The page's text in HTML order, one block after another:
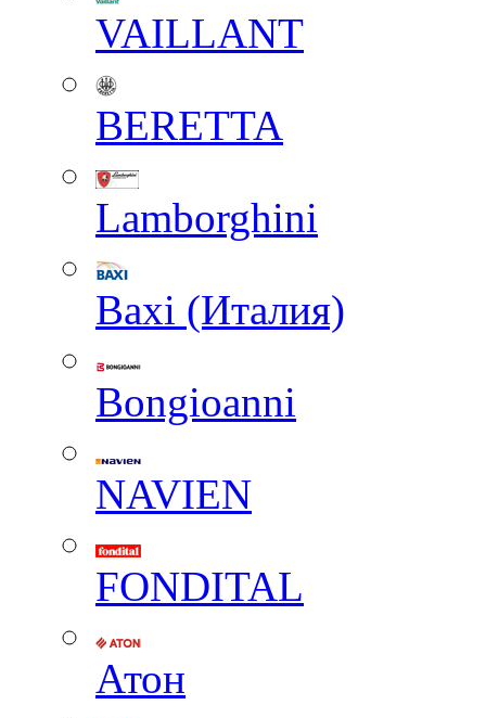
VAILLANT
BERETTA
Lamborghini
Baxi (Италия)
Вongioanni
NAVIEN
FONDITAL
Атон